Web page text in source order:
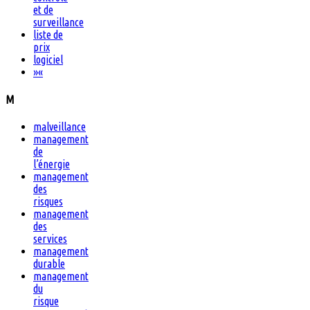
et de
surveillance
liste de
prix
logiciel
»«
M
malveillance
management
de
l’énergie
management
des
risques
management
des
services
management
durable
management
du
risque